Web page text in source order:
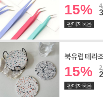
15%
판매자묶음
북유럽 테라
15%
판매자묶음